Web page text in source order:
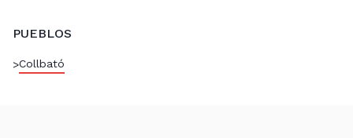
PUEBLOS
>Collbató